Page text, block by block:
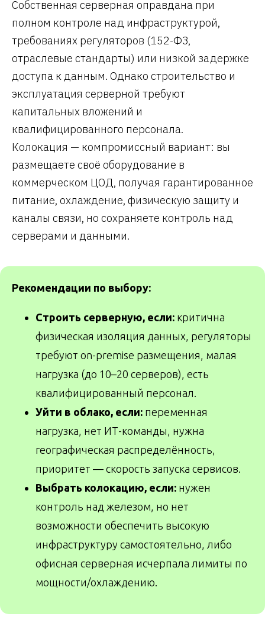
Собственная серверная оправдана при
полном контроле над инфраструктурой,
требованиях регуляторов (152-ФЗ,
отраслевые стандарты) или низкой задержке
доступа к данным. Однако строительство и
эксплуатация серверной требуют
капитальных вложений и
квалифицированного персонала.
Колокация — компромиссный вариант: вы
размещаете своё оборудование в
коммерческом ЦОД, получая гарантированное
питание, охлаждение, физическую защиту и
каналы связи, но сохраняете контроль над
серверами и данными.
Рекомендации по выбору:
Строить серверную, если: критична
физическая изоляция данных, регуляторы
требуют on-premise размещения, малая
нагрузка (до 10–20 серверов), есть
квалифицированный персонал.
Уйти в облако, если: переменная
нагрузка, нет ИТ-команды, нужна
географическая распределённость,
приоритет — скорость запуска сервисов.
Выбрать колокацию, если: нужен
контроль над железом, но нет
возможности обеспечить высокую
инфраструктуру самостоятельно, либо
офисная серверная исчерпала лимиты по
мощности/охлаждению.